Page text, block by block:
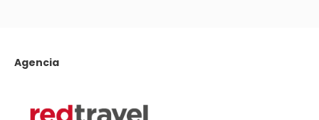
Agencia